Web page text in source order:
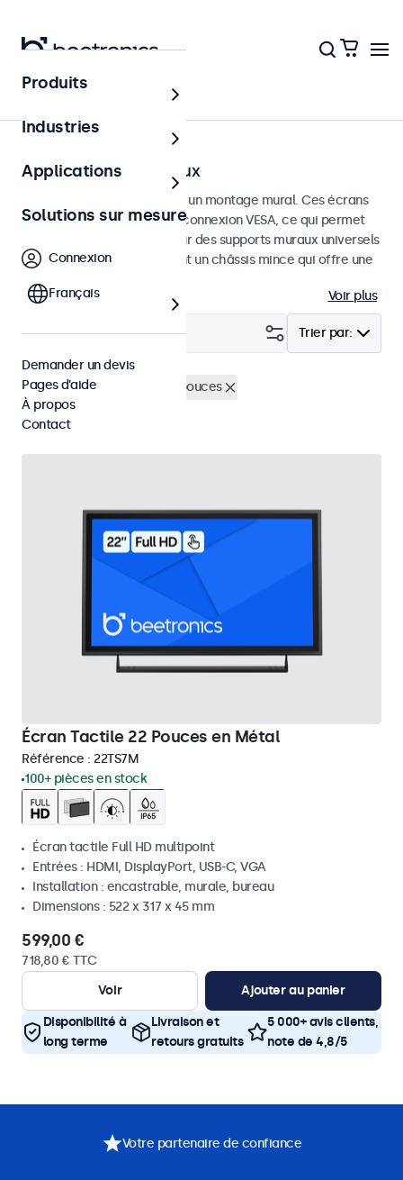
Accueil
Écrans tactiles muraux
Écrans tactiles conçus pour un montage mural. Ces écrans
tactiles sont équipés d'une connexion VESA, ce qui permet
de les monter facilement sur des supports muraux universels
VESA. Les écrans tactiles ont un châssis mince qui offre une
Voir plus
Trier par:
Filtrer (1)
Mural
Écrans tactiles 22 pouces
Supprimer tous les filtres
Écran Tactile 22 Pouces en Métal
Référence : 22TS7M
100+ pièces en stock
Écran tactile Full HD multipoint
Entrées : HDMI, DisplayPort, USB-C, VGA
Installation : encastrable, murale, bureau
Dimensions : 522 x 317 x 45 mm
599,00 €
718,80 € TTC
Voir
Ajouter au panier
Disponibilité à
long terme
Livraison et
retours gratuits
5 000+ avis clients,
note de 4,8/5
Produits
Industries
Applications
Solutions sur mesure
Connexion
Français
Demander un devis
Pages d’aide
À propos
Contact
Votre partenaire de confiance